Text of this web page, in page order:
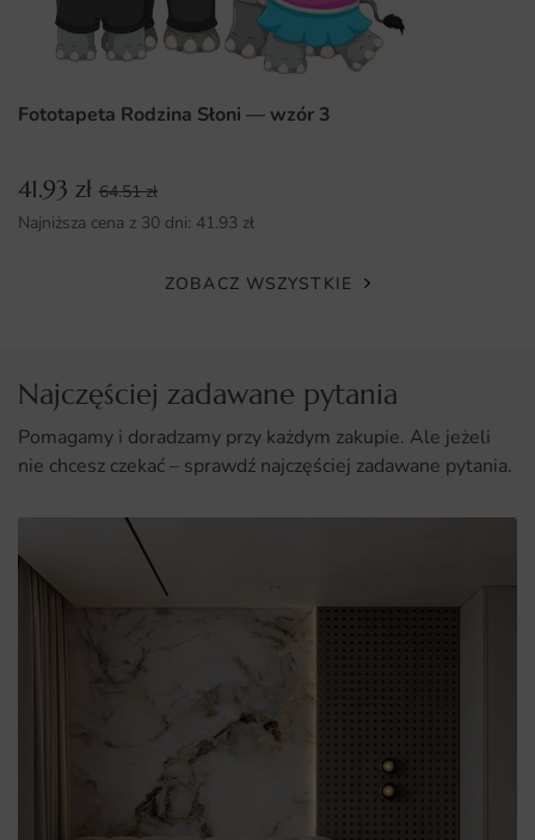
dodatkowo ułatwi cały proces.
Unikalny design, który przyciąga wzrok i ożywia każde
Wysokiej jakości materiały gwarantujące trwałość i
estetykę.
Fototapeta Rodzina Słoni — wzór 3
41.93 zł 64.51zł
Najniższa cena z 30 dni: 41.93 zł
ZOBACZ WSZYSTKIE
Najczęściej zadawane pytania
Pomagamy i doradzamy przy każdym zakupie. Ale jeżeli
nie chcesz czekać – sprawdź najczęściej zadawane pytania.